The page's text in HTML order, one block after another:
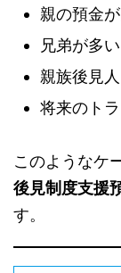
親の預金
兄弟が多い
親族後見
将来のト
このようなケ
後見制度支援
す。